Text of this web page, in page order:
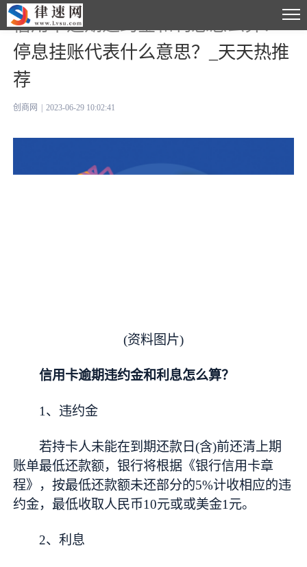
信用卡逾期违约金和利息怎么算？
停息挂账代表什么意思？_天天热推
荐
创商网 2023-06-29 10:02:41
(资料图片)
信用卡逾期违约金和利息怎么算？
1、违约金
若持卡人未能在到期还款日(含)前还清上期
账单最低还款额，银行将根据《银行信用卡章
程》，按最低还款额未还部分的5%计收相应的违
约金，最低收取人民币10元或或美金1元。
2、利息